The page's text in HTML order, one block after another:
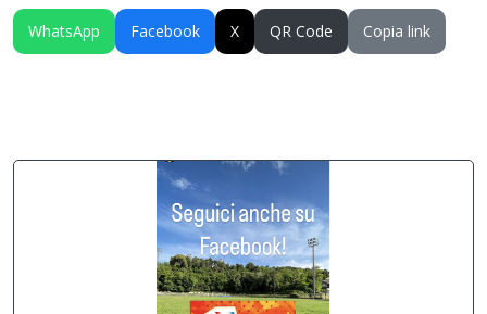
WhatsApp Facebook X QR Code Copia link